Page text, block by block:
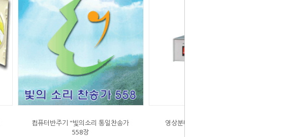
컴퓨터반주기 "빛의소리 통일찬송가
558장
영상분배기 1:5 (1개입력, 5개출력)